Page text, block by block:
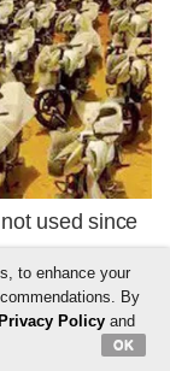
to enhance your
By
Privacy Policyand
OK